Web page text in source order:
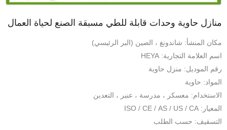
منازل حاوية وحدات قابلة للطي مسبقة الصنع لحياة العمال
مكان المنشأ: شاندونغ ، الصين (البر الرئيسي)
اسم العلامة التجارية: HEYA
رقم الموديل: منزل حاوية
المواد: حاوية
الاستخدام: معسكر ، مدرسة ، عنبر ، التعدين
المعيار: ISO / CE / AS / US / CA
التسقيف: حسب الطلب